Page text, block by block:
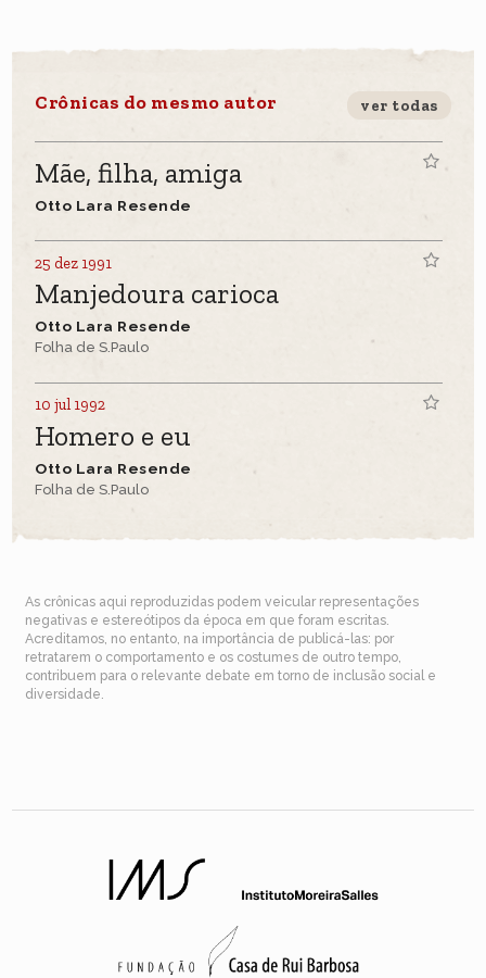
Crônicas do mesmo autor ver todas
Mãe, filha, amiga
Otto Lara Resende
25 dez 1991
Manjedoura carioca
Otto Lara Resende
Folha de S.Paulo
10 jul 1992
Homero e eu
Otto Lara Resende
Folha de S.Paulo
As crônicas aqui reproduzidas podem veicular representações
negativas e estereótipos da época em que foram escritas.
Acreditamos, no entanto, na importância de publicá-las: por
retratarem o comportamento e os costumes de outro tempo,
contribuem para o relevante debate em torno de inclusão social e
diversidade.